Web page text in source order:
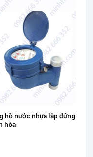
hồ nước nhựa lắp đứng
hòa